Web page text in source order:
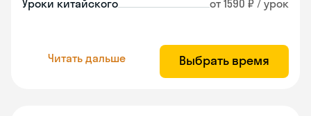
Уроки китайского от 1590 ₽ / урок
Читать дальше Выбрать время